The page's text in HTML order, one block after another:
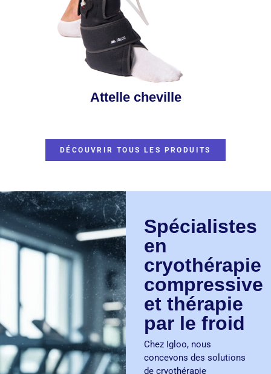
Attelle cheville
DÉCOUVRIR TOUS LES PRODUITS
Spécialistes
en
cryothérapie
compressive
et thérapie
par le froid
Chez Igloo, nous
concevons des solutions
de cryothérapie